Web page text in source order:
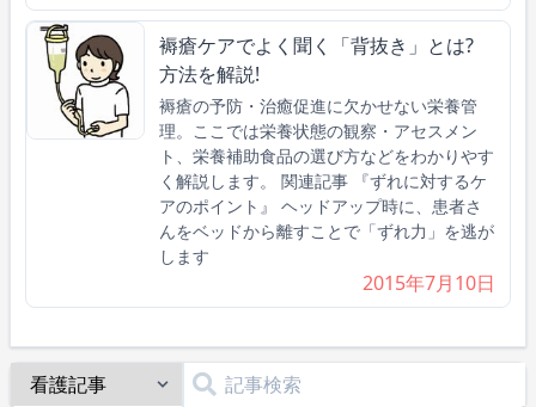
褥瘡ケアでよく聞く「背抜き」とは?
方法を解説!
褥瘡の予防・治癒促進に欠かせない栄養管
理。ここでは栄養状態の観察・アセスメン
ト、栄養補助食品の選び方などをわかりやす
く解説します。 関連記事 『ずれに対するケ
アのポイント』 ヘッドアップ時に、患者さ
んをベッドから離すことで「ずれ力」を逃が
します
2015年7月10日